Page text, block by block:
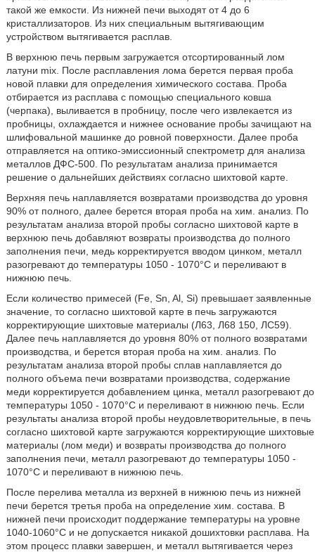
такой же емкости. Из нижней печи выходят от 4 до 6
кристаллизаторов. Из них специальным вытягивающим
устройством вытягивается расплав.
В верхнюю печь первым загружается отсортированный лом
латуни mix. После расплавления лома берется первая проба
новой плавки для определения химического состава. Проба
отбирается из расплава с помощью специального ковша
(черпака), выливается в пробницу, после чего извлекается из
пробницы, охлаждается и нижнее основание пробы зачищают на
шлифовальной машинке до ровной поверхности. Далее проба
отправляется на оптико-эмиссионный спектрометр для анализа
металлов ДФС-500. По результатам анализа принимается
решение о дальнейших действиях согласно шихтовой карте.
Верхняя печь наплавляется возвратами производства до уровня
90% от полного, далее берется вторая проба на хим. анализ. По
результатам анализа второй пробы согласно шихтовой карте в
верхнюю печь добавляют возвраты производства до полного
заполнения печи, медь корректируется вводом цинком, металл
разогревают до температуры 1050 - 1070°С и переливают в
нижнюю печь.
Если количество примесей (Fe, Sn, Al, Si) превышает заявленные
значение, то согласно шихтовой карте в печь загружаются
корректирующие шихтовые материалы (Л63, Л68 150, ЛС59).
Далее печь наплавляется до уровня 80% от полного возвратами
производства, и берется вторая проба на хим. анализ. По
результатам анализа второй пробы сплав наплавляется до
полного объема печи возвратами производства, содержание
меди корректируется добавлением цинка, металл разогревают до
температуры 1050 - 1070°С и переливают в нижнюю печь. Если
результаты анализа второй пробы неудовлетворительные, в печь
согласно шихтовой карте загружаются корректирующие шихтовые
материалы (лом меди) и возвраты производства до полного
заполнения печи, металл разогревают до температуры 1050 -
1070°С и переливают в нижнюю печь.
После перелива металла из верхней в нижнюю печь из нижней
печи берется третья проба на определение хим. состава. В
нижней печи происходит поддержание температуры на уровне
1040-1060°С и не допускается никакой дошихтовки расплава. На
этом процесс плавки завершен, и металл вытягивается через